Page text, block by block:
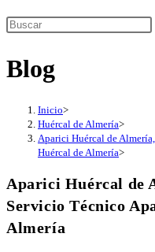
Blog
Inicio>
Huércal de Almería>
Aparici Huércal de
Huércal de Almería>
Aparici Huércal de
Servicio Técnico
Almería